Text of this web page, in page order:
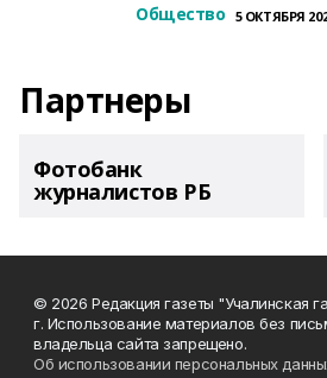
Общество 5 ОКТЯБРЯ
Партнеры
Фотобанк
журналистов РБ
© 2026 Редакция газеты "Учалинская
г. Использование материалов без
владельца сайта запрещено.
Об использовании персональных